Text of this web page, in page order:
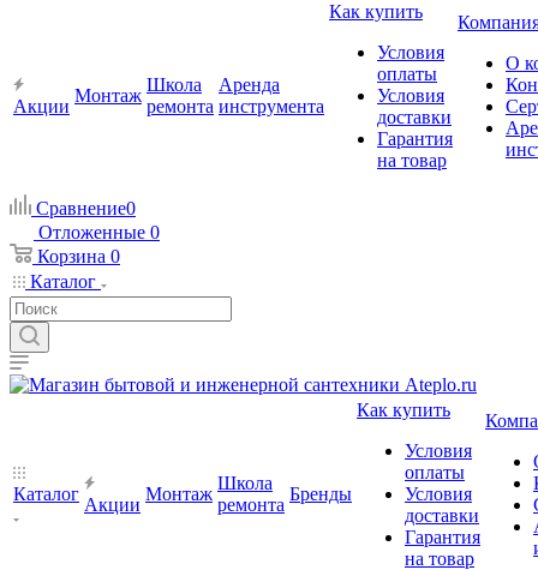
Акции
Монтаж
Школа
ремонта
Аренда
инструмента
Как купить
Условия
оплаты
Условия
доставки
Гарантия
на товар
О
Сравнение0
Отложенные 0
Корзина 0
Каталог
Каталог
Акции
Монтаж
Школа
ремонта
Бренды
Как купить
Условия
оплаты
Условия
доставки
Гарантия
на товар